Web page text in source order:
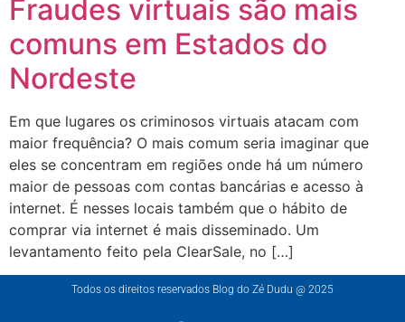
Fraudes virtuais são mais
comuns em Estados do
Nordeste
Em que lugares os criminosos virtuais atacam com
maior frequência? O mais comum seria imaginar que
eles se concentram em regiões onde há um número
maior de pessoas com contas bancárias e acesso à
internet. É nesses locais também que o hábito de
comprar via internet é mais disseminado. Um
levantamento feito pela ClearSale, no […]
Todos os direitos reservados Blog do Zé Dudu @ 2025